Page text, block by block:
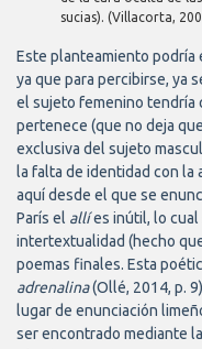
sucias). (Villacorta,
Este planteamiento podría
ya que para percibirse, ya
el sujeto femenino tendría
pertenece (que no deja
exclusiva del sujeto
la falta de identidad con la
aquí desde el que se
París el allíes inútil, lo cual
intertextualidad (hecho
poemas finales. Esta
adrenalina(Ollé, 2014, p.
lugar de enunciación
ser encontrado mediante